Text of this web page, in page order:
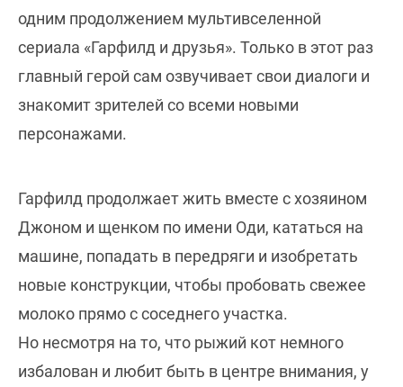
одним продолжением мультивселенной
сериала «Гарфилд и друзья». Только в этот раз
главный герой сам озвучивает свои диалоги и
знакомит зрителей со всеми новыми
персонажами.
Гарфилд продолжает жить вместе с хозяином
Джоном и щенком по имени Оди, кататься на
машине, попадать в передряги и изобретать
новые конструкции, чтобы пробовать свежее
молоко прямо с соседнего участка.
Но несмотря на то, что рыжий кот немного
избалован и любит быть в центре внимания, у